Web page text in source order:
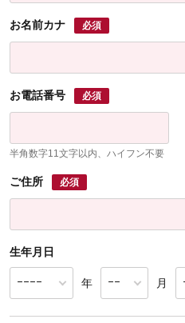
お名前カナ 必須
お電話番号 必須
半角数字11文字以内、ハイフン不要
ご住所 必須
生年月日
年 月